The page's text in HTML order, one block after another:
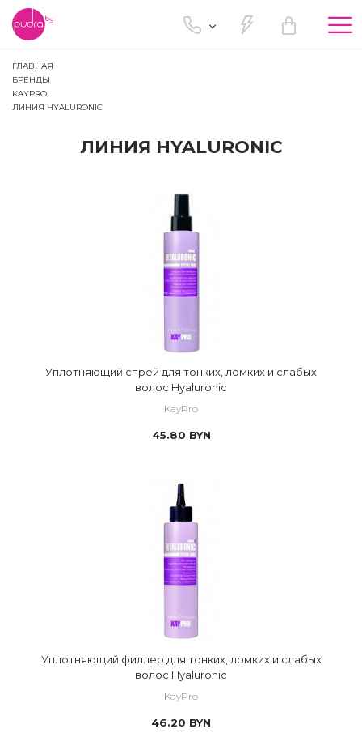
ГЛАВНАЯ
БРЕНДЫ
KAYPRO
ЛИНИЯ HYALURONIC
ЛИНИЯ HYALURONIC
Уплотняющий спрей для тонких, ломких и слабых
волос Hyaluronic
KayPro
45.80 BYN
Уплотняющий филлер для тонких, ломких и слабых
волос Hyaluronic
KayPro
46.20 BYN